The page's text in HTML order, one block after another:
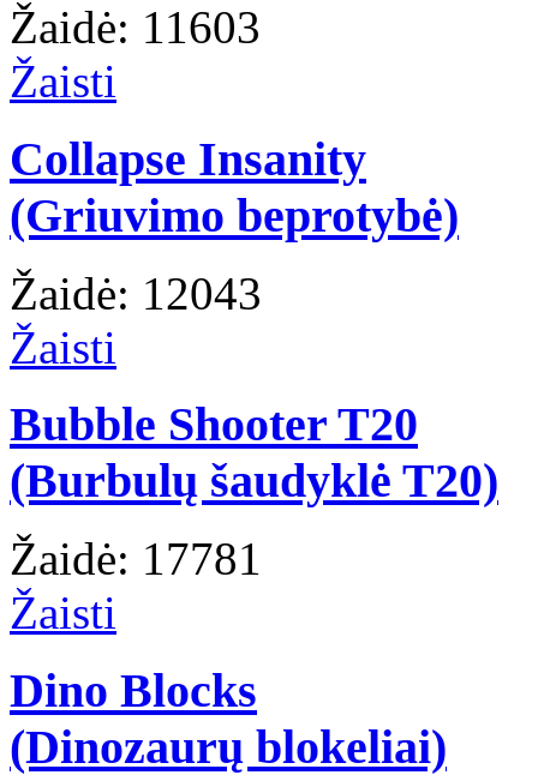
Žaidė: 11603
Žaisti
Collapse Insanity
(Griuvimo beprotybė)
Žaidė: 12043
Žaisti
Bubble Shooter T20
(Burbulų šaudyklė T20)
Žaidė: 17781
Žaisti
Dino Blocks
(Dinozaurų blokeliai)